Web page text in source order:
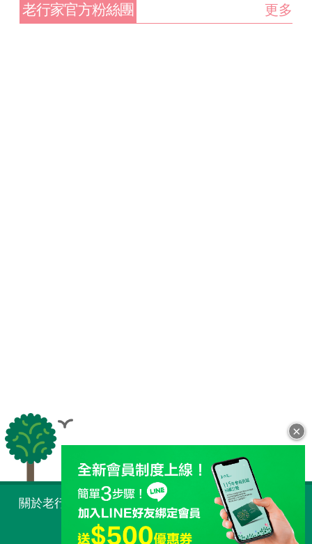
老行家官方粉絲團 更多
全站導覽
最新消息
關於老行家 Taiwan 購物須知 常見問題 人才招募
×